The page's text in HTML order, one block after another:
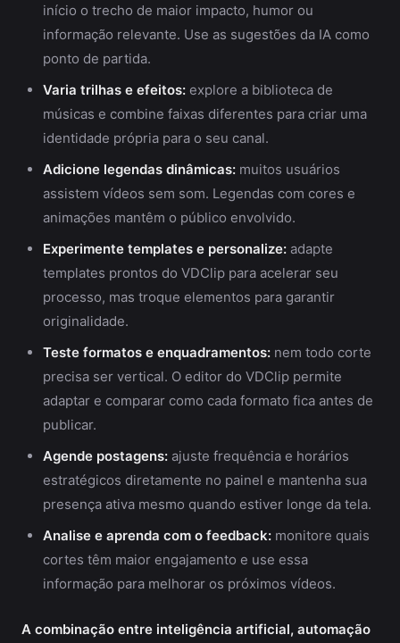
início o trecho de maior impacto, humor ou
informação relevante. Use as sugestões da IA como
ponto de partida.
Varia trilhas e efeitos: explore a biblioteca de
músicas e combine faixas diferentes para criar uma
identidade própria para o seu canal.
Adicione legendas dinâmicas: muitos usuários
assistem vídeos sem som. Legendas com cores e
animações mantêm o público envolvido.
Experimente templates e personalize: adapte
templates prontos do VDClip para acelerar seu
processo, mas troque elementos para garantir
originalidade.
Teste formatos e enquadramentos: nem todo corte
precisa ser vertical. O editor do VDClip permite
adaptar e comparar como cada formato fica antes de
publicar.
Agende postagens: ajuste frequência e horários
estratégicos diretamente no painel e mantenha sua
presença ativa mesmo quando estiver longe da tela.
Analise e aprenda com o feedback: monitore quais
cortes têm maior engajamento e use essa
informação para melhorar os próximos vídeos.
A combinação entre inteligência artificial, automação